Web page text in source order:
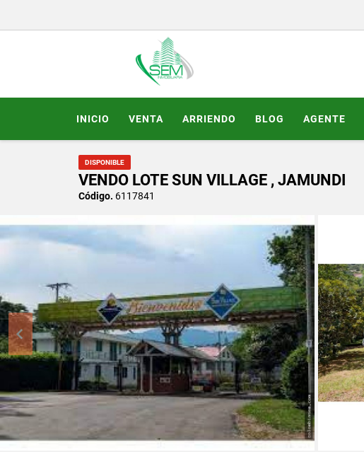
INICIO VENTA ARRIENDO BLOG AGENTE
DISPONIBLE
VENDO LOTE SUN VILLAGE , JAMUNDI
Código. 6117841